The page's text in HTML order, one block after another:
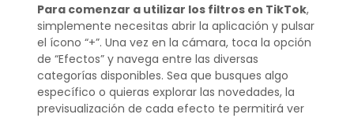
Para comenzar a utilizar los filtros en TikTok,
simplemente necesitas abrir la aplicación y pulsar
el ícono “+”. Una vez en la cámara, toca la opción
de “Efectos” y navega entre las diversas
categorías disponibles. Sea que busques algo
específico o quieras explorar las novedades, la
previsualización de cada efecto te permitirá ver